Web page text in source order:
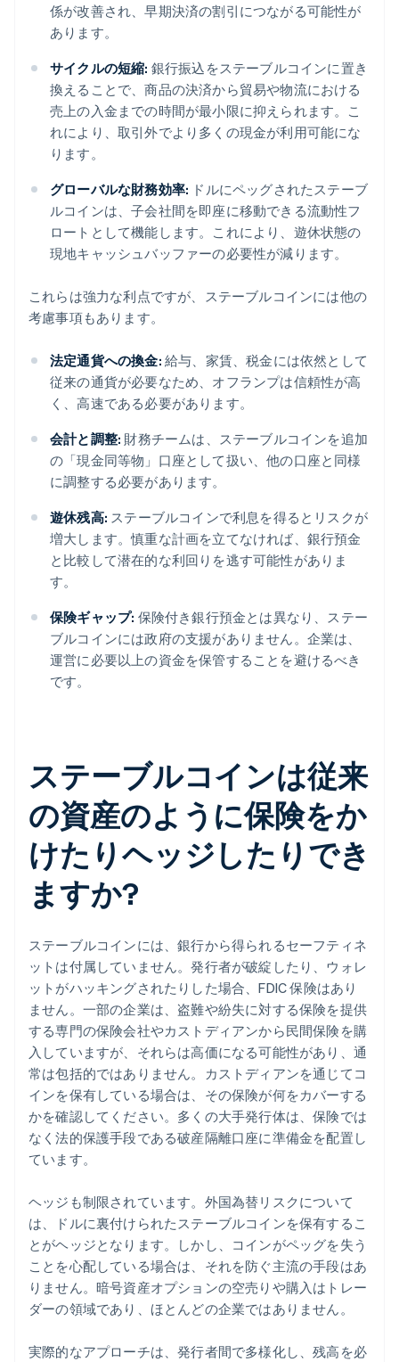
係が改善され、早期決済の割引につながる可能性が
あります。
サイクルの短縮: 銀行振込をステーブルコインに置き
換えることで、商品の決済から貿易や物流における
売上の入金までの時間が最小限に抑えられます。こ
れにより、取引外でより多くの現金が利用可能にな
ります。
グローバルな財務効率: ドルにペッグされたステーブ
ルコインは、子会社間を即座に移動できる流動性フ
ロートとして機能します。これにより、遊休状態の
現地キャッシュバッファーの必要性が減ります。
これらは強力な利点ですが、ステーブルコインには他の
考慮事項もあります。
法定通貨への換金: 給与、家賃、税金には依然として
従来の通貨が必要なため、オフランプは信頼性が高
く、高速である必要があります。
会計と調整: 財務チームは、ステーブルコインを追加
の「現金同等物」口座として扱い、他の口座と同様
に調整する必要があります。
遊休残高: ステーブルコインで利息を得るとリスクが
増大します。慎重な計画を立てなければ、銀行預金
と比較して潜在的な利回りを逃す可能性がありま
す。
保険ギャップ: 保険付き銀行預金とは異なり、ステー
ブルコインには政府の支援がありません。企業は、
運営に必要以上の資金を保管することを避けるべき
です。
ステーブルコインは従来
の資産のように保険をか
けたりヘッジしたりでき
ますか?
ステーブルコインには、銀行から得られるセーフティネ
ットは付属していません。発行者が破綻したり、ウォレ
ットがハッキングされたりした場合、FDIC 保険はあり
ません。一部の企業は、盗難や紛失に対する保険を提供
する専門の保険会社やカストディアンから民間保険を購
入していますが、それらは高価になる可能性があり、通
常は包括的ではありません。カストディアンを通じてコ
インを保有している場合は、その保険が何をカバーする
かを確認してください。多くの大手発行体は、保険では
なく法的保護手段である破産隔離口座に準備金を配置し
ています。
ヘッジも制限されています。外国為替リスクについて
は、ドルに裏付けられたステーブルコインを保有するこ
とがヘッジとなります。しかし、コインがペッグを失う
ことを心配している場合は、それを防ぐ主流の手段はあ
りません。暗号資産オプションの空売りや購入はトレー
ダーの領域であり、ほとんどの企業ではありません。
実際的なアプローチは、発行者間で多様化し、残高を必